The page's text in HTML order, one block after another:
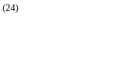
(24)